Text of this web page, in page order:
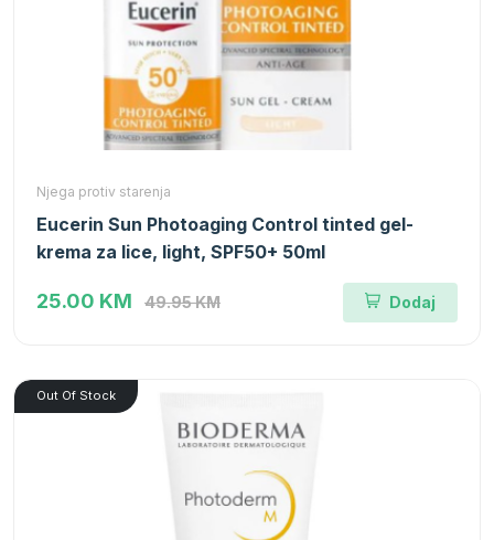
Njega protiv starenja
Eucerin Sun Photoaging Control tinted gel-
krema za lice, light, SPF50+ 50ml
25.00 KM 49.95 KM Dodaj
Out Of Stock